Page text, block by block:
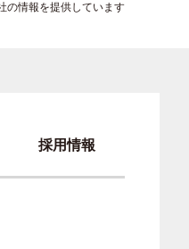
の情報を提供しています
採用情報